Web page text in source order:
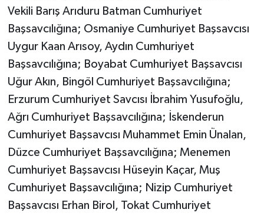
Vekili Barış Arıduru Batman Cumhuriyet
Başsavcılığına; Osmaniye Cumhuriyet Başsavcısı
Uygur Kaan Arısoy, Aydın Cumhuriyet
Başsavcılığına; Boyabat Cumhuriyet Başsavcısı
Uğur Akın, Bingöl Cumhuriyet Başsavcılığına;
Erzurum Cumhuriyet Savcısı İbrahim Yusufoğlu,
Ağrı Cumhuriyet Başsavcılığına; İskenderun
Cumhuriyet Başsavcısı Muhammet Emin Ünalan,
Düzce Cumhuriyet Başsavcılığına; Menemen
Cumhuriyet Başsavcısı Hüseyin Kaçar, Muş
Cumhuriyet Başsavcılığına; Nizip Cumhuriyet
Başsavcısı Erhan Birol, Tokat Cumhuriyet